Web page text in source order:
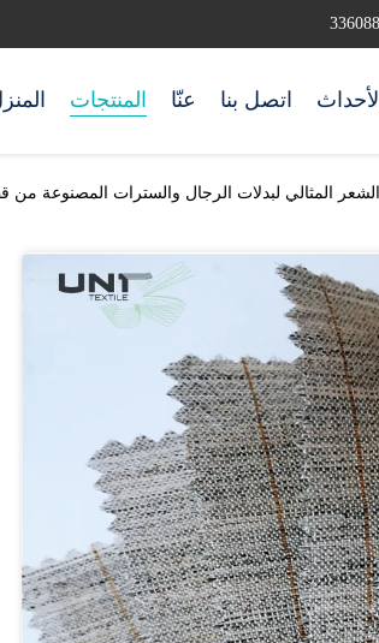
المنتجات عنّا اتصل بنا الأحداث
الشعر المثالي لبدلات الرجال والسترات المصنوعة من